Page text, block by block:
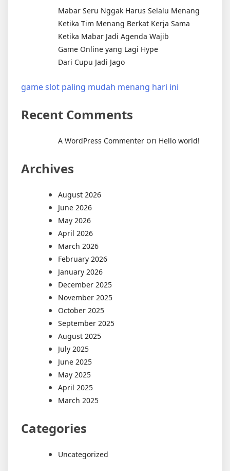
Mabar Seru Nggak Harus Selalu Menang
Ketika Tim Menang Berkat Kerja Sama
Ketika Mabar Jadi Agenda Wajib
Game Online yang Lagi Hype
Dari Cupu Jadi Jago
game slot paling mudah menang hari ini
Recent Comments
A WordPress Commenter on Hello world!
Archives
August 2026
June 2026
May 2026
April 2026
March 2026
February 2026
January 2026
December 2025
November 2025
October 2025
September 2025
August 2025
July 2025
June 2025
May 2025
April 2025
March 2025
Categories
Uncategorized